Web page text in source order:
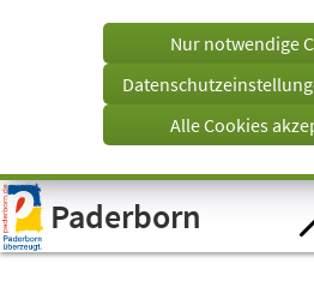
Visuelle
Assistenzsoftware
öffnen.
einem
Tab)
Nur notwendige
Alle Cookies
Paderborn